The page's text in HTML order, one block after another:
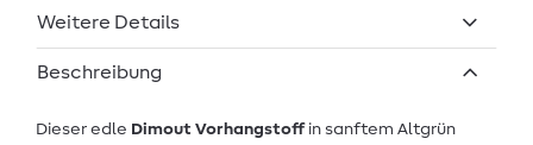
Weitere Details
Beschreibung
Dieser edle Dimout Vorhangstoffin sanftem Altgrün